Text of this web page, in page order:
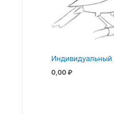
Индивидуальный
0,00₽